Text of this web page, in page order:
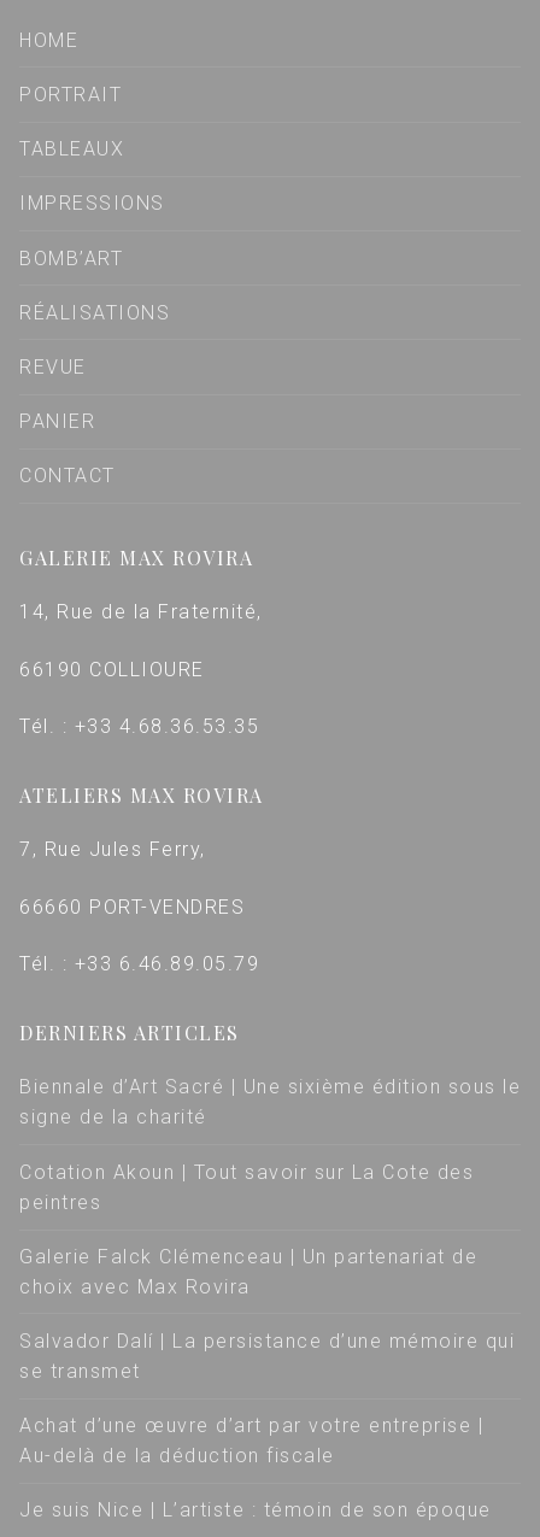
HOME
PORTRAIT
TABLEAUX
IMPRESSIONS
BOMB’ART
RÉALISATIONS
REVUE
PANIER
CONTACT
GALERIE MAX ROVIRA
14, Rue de la Fraternité,
66190 COLLIOURE
Tél. : +33 4.68.36.53.35
ATELIERS MAX ROVIRA
7, Rue Jules Ferry,
66660 PORT-VENDRES
Tél. : +33 6.46.89.05.79
DERNIERS ARTICLES
Biennale d’Art Sacré | Une sixième édition sous le
signe de la charité
Cotation Akoun | Tout savoir sur La Cote des
peintres
Galerie Falck Clémenceau | Un partenariat de
choix avec Max Rovira
Salvador Dalí | La persistance d’une mémoire qui
se transmet
Achat d’une œuvre d’art par votre entreprise |
Au-delà de la déduction fiscale
Je suis Nice | L’artiste : témoin de son époque